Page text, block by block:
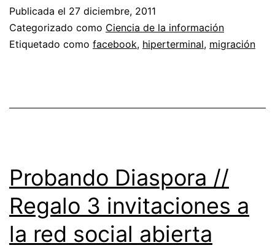
Publicada el 27 diciembre, 2011
Categorizado como Ciencia de la información
Etiquetado como facebook, hiperterminal, migración
Probando Diaspora //
Regalo 3 invitaciones a
la red social abierta